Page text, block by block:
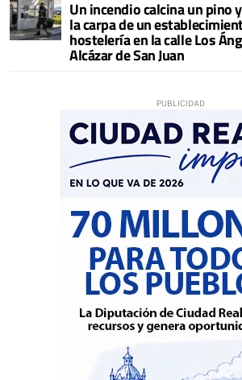
Un incendio calcina un pino
la carpa de un
hostelería en la calle Los
Alcázar de San Juan